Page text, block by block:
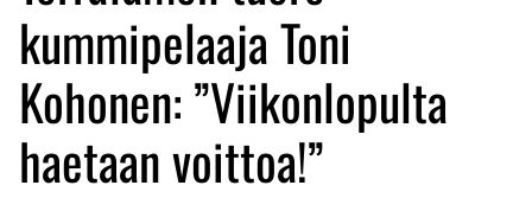
kummipelaaja Toni
Kohonen: ”Viikonlopulta
haetaan voittoa!”